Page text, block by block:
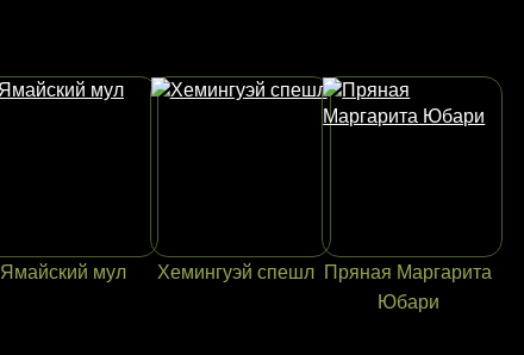
Ямайский мул Хемингуэй спешл Пряная Маргарита
Юбари